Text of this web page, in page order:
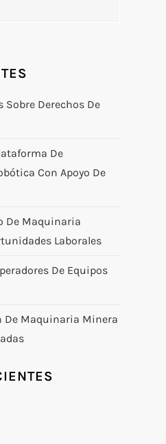
Derechos De
De
Con Apoyo De
De Maquinaria
Laborales
De Equipos
De Maquinaria Minera